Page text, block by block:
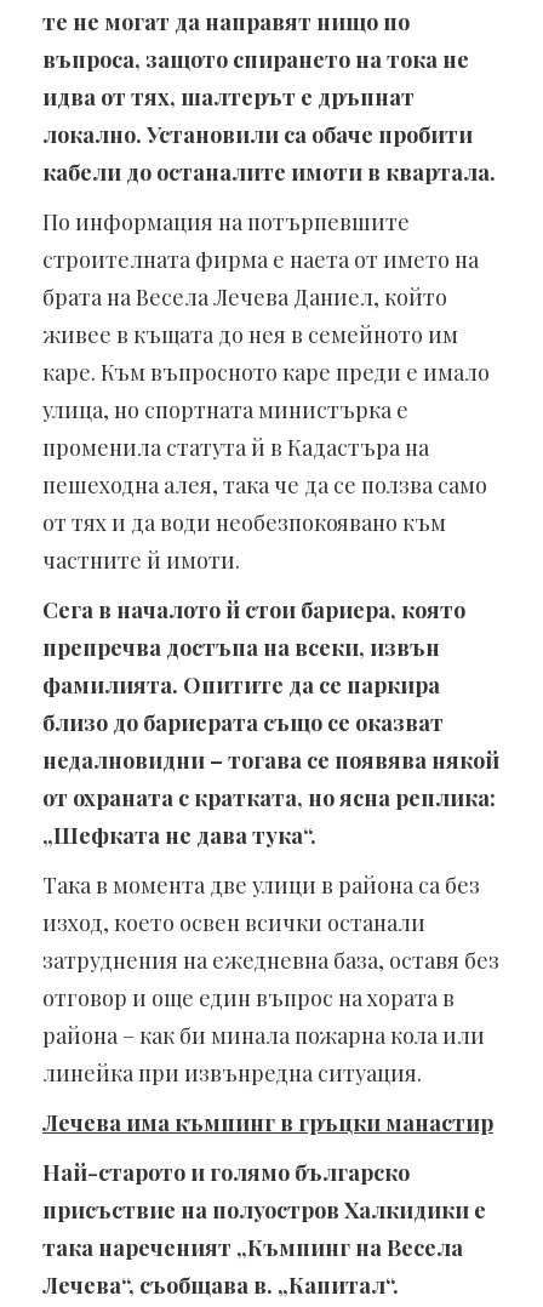
те не могат да направят нищо по
въпроса, защото спирането на тока не
идва от тях, шалтерът е дръпнат
локално. Установили са обаче пробити
кабели до останалите имоти в квартала.
По информация на потърпевшите
строителната фирма е наета от името на
брата на Весела Лечева Даниел, който
живее в къщата до нея в семейното им
каре. Към въпросното каре преди е имало
улица, но спортната министърка е
променила статута й в Кадастъра на
пешеходна алея, така че да се ползва само
от тях и да води необезпокоявано към
частните й имоти.
Сега в началото й стои бариера, която
препречва достъпа на всеки, извън
фамилията. Опитите да се паркира
близо до бариерата също се оказват
недалновидни – тогава се появява някой
от охраната с кратката, но ясна реплика:
„Шефката не дава тука“.
Така в момента две улици в района са без
изход, което освен всички останали
затруднения на ежедневна база, оставя без
отговор и още един въпрос на хората в
района – как би минала пожарна кола или
линейка при извънредна ситуация.
Лечева има къмпинг в гръцки манастир
Най-старото и голямо българско
присъствие на полуостров Халкидики е
така нареченият „Къмпинг на Весела
Лечева“, съобщава в. „Капитал“.